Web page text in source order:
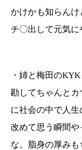
かけかも知らん
チ〇出して元気に
・姉と梅田の
勘してちゃんと
に社会の中で人
改めて思う瞬間
な。脂身の厚み